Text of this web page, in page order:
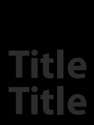
Title
Title